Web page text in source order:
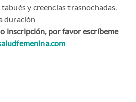
y creencias trasnochadas.
duración
inscripción, por favor escríbeme